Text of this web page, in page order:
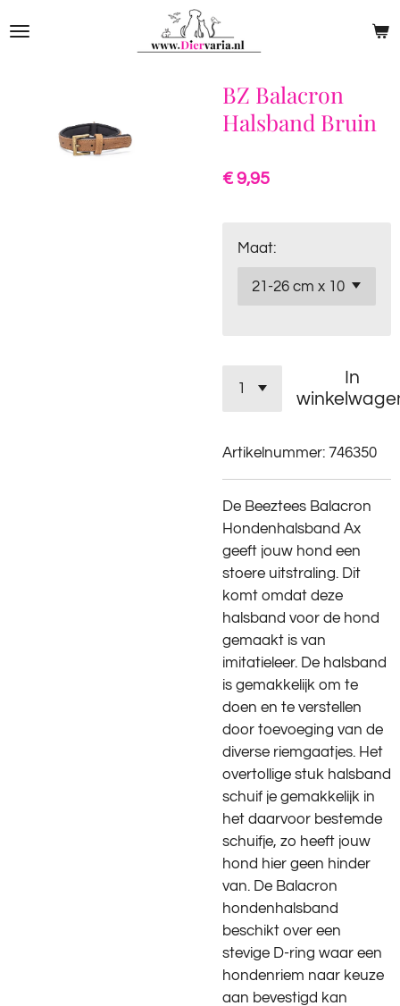
direct
BZ Balacron
Halsband Bruin
€ 9,95
Maat:
In
Artikelnummer: 746350
De Beeztees Balacron
Hondenhalsband Ax
geeft jouw hond een
stoere uitstraling. Dit
komt omdat deze
halsband voor de hond
gemaakt is van
imitatieleer. De halsband
is gemakkelijk om te
doen en te verstellen
door toevoeging van de
diverse riemgaatjes. Het
overtollige stuk halsband
schuif je gemakkelijk in
het daarvoor bestemde
schuifje, zo heeft jouw
hond hier geen hinder
van. De Balacron
hondenhalsband
beschikt over een
stevige D-ring waar een
hondenriem naar keuze
aan bevestigd kan